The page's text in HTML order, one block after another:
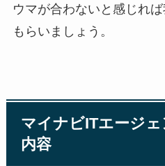
ウマが合わないと感じれ
もらいましょう。
マイナビITエージ
内容